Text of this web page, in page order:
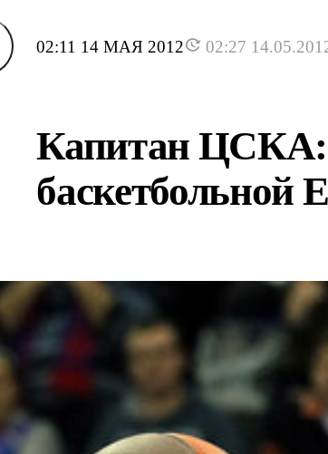
02:11 14 МАЯ 2012 02:27
Капитан ЦСКА:
баскетбольной